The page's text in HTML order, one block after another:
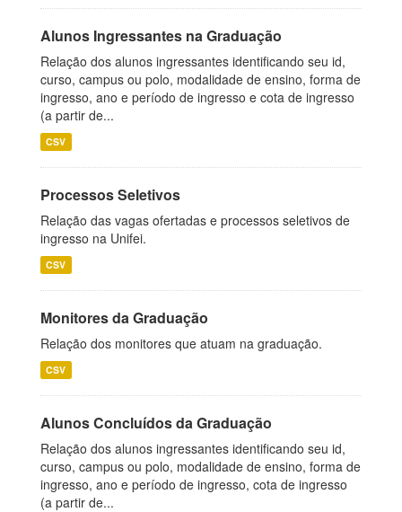
Alunos Ingressantes na Graduação
Relação dos alunos ingressantes identificando seu id,
curso, campus ou polo, modalidade de ensino, forma de
ingresso, ano e período de ingresso e cota de ingresso
(a partir de...
CSV
Processos Seletivos
Relação das vagas ofertadas e processos seletivos de
ingresso na Unifei.
CSV
Monitores da Graduação
Relação dos monitores que atuam na graduação.
CSV
Alunos Concluídos da Graduação
Relação dos alunos ingressantes identificando seu id,
curso, campus ou polo, modalidade de ensino, forma de
ingresso, ano e período de ingresso, cota de ingresso
(a partir de...